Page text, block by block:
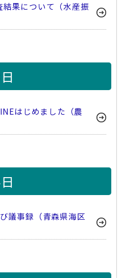
果について（水産振
はじめました（農
議事録（青森県海区